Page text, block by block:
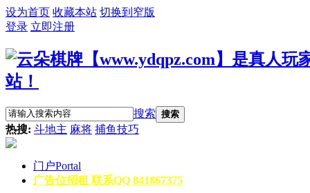
设为首页 收藏本站 切换到窄版
登录 立即注册
搜索 搜索
热搜: 斗地主 麻将 捕鱼技巧
门户Portal
广告位招租 联系QQ 841867375